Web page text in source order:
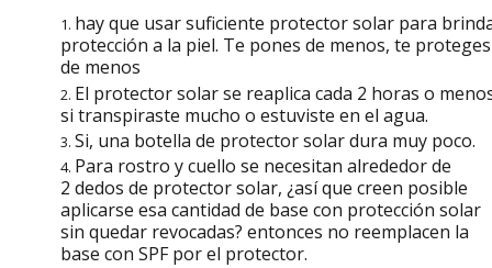
hay que usar suficiente protector solar para
protección a la piel. Te pones de menos, te proteges
de menos
El protector solar se reaplica cada 2 horas o
si transpiraste mucho o estuviste en el agua.
Si, una botella de protector solar dura muy poco.
Para rostro y cuello se necesitan alrededor de
2 dedos de protector solar, ¿así que creen posible
aplicarse esa cantidad de base con protección solar
sin quedar revocadas? entonces no reemplacen la
base con SPF por el protector.